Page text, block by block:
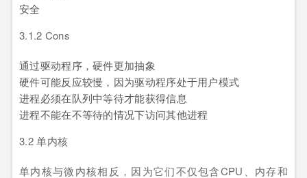
安全
3.1.2 Cons
通过驱动程序，硬件更加抽象
硬件可能反应较慢，因为驱动程序处于用户模式
进程必须在队列中等待才能获得信息
进程不能在不等待的情况下访问其他进程
3.2 单内核
单内核与微内核相反，因为它们不仅包含CPU、内存和